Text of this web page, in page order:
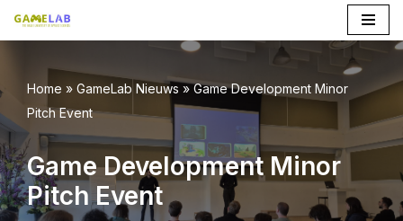
de
inhoud
Home » GameLab Nieuws »Game Development Minor
Pitch Event
Game Development Minor
Pitch Event